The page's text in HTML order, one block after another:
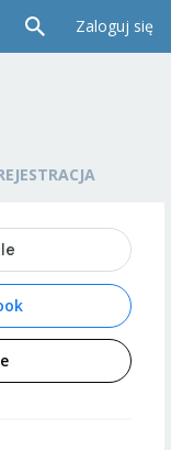
Zaloguj się